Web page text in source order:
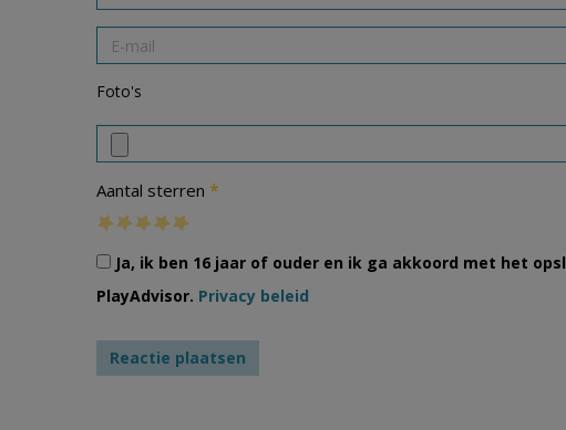
Foto's
Aantal sterren *
Ja, ik ben 16 jaar of ouder en ik ga akkoord met het
PlayAdvisor. Privacy beleid